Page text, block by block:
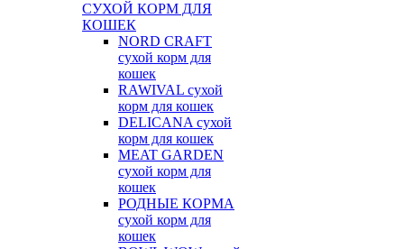
СУХОЙ КОРМ ДЛЯ
КОШЕК
NORD CRAFT
сухой корм для
кошек
RAWIVAL сухой
корм для кошек
DELICANA сухой
корм для кошек
MEAT GARDEN
сухой корм для
кошек
РОДНЫЕ КОРМА
сухой корм для
кошек